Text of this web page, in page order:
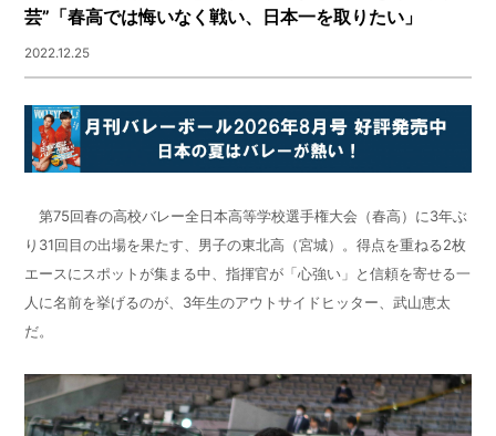
芸”「春高では悔いなく戦い、日本一を取りたい」
2022.12.25
第75回春の高校バレー全日本高等学校選手権大会（春高）に3年ぶ
り31回目の出場を果たす、男子の東北高（宮城）。得点を重ねる2枚
エースにスポットが集まる中、指揮官が「心強い」と信頼を寄せる一
人に名前を挙げるのが、3年生のアウトサイドヒッター、武山恵太
だ。